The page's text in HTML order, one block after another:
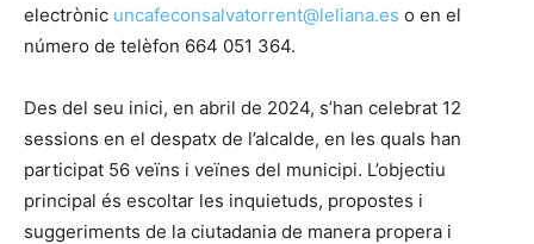
electrònic uncafeconsalvatorrent@leliana.es o en el
número de telèfon 664 051 364.
Des del seu inici, en abril de 2024, s’han celebrat 12
sessions en el despatx de l’alcalde, en les quals han
participat 56 veïns i veïnes del municipi. L’objectiu
principal és escoltar les inquietuds, propostes i
suggeriments de la ciutadania de manera propera i